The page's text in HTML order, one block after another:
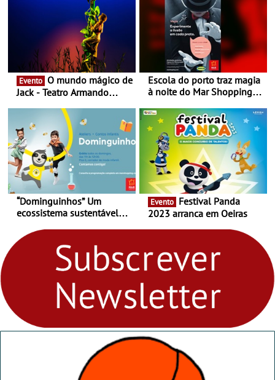
Evento
Jack - Teatro Armando
Escola do porto traz magia
à noite do Mar Shopping
29 de abril, às 21h00
“Dominguinhos” Um
ecossistema sustentável
fores - Atelier de Educação
Ambiental nos
“Dominguinhos” de 23 de
Evento
2023 arranca em Oeiras